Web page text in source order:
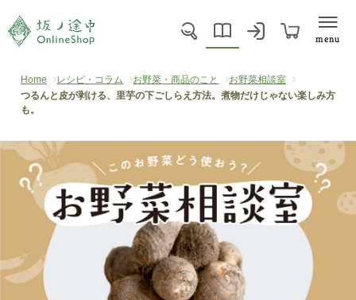
menu
Home レシピ・コラム お野菜・商品のこと
お野菜相談室
つるんと皮が剥ける、里芋の下ごしらえ方法。煮物だけじゃない楽しみ方
も。